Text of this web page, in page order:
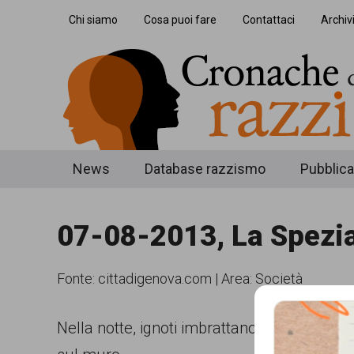
secondary
Chi siamo Cosa puoi fare Contattaci
Cronache
ordinario
razzismo
Cronachediordinariorazzismo.org
sito
di
approfondimento
News Database razzismo
07-08-2013, La
Fonte: cittadigenova.com | Area: Società
Nella notte, ignoti imbrattano la sede